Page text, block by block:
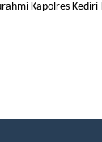
Kapolres